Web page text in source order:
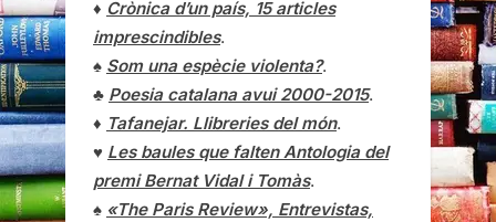
♦ Crònica d’un país, 15 articles
imprescindibles.
♠ Som una espècie violenta?.
♣ Poesia catalana avui 2000-2015.
♦ Tafanejar. Llibreries del món.
♥ Les baules que falten Antologia del
premi Bernat Vidal i Tomàs.
♠ «The Paris Review», Entrevistas,